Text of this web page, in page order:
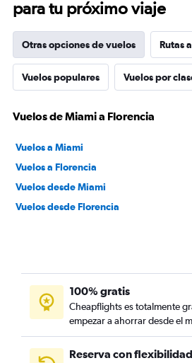
para tu próximo viaje
Otras opciones de vuelos Rutas
Vuelos populares Vuelos por
Vuelos de Miami a Florencia
Vuelos a Miami
Vuelos a Florencia
Vuelos desde Miami
Vuelos desde Florencia
100% gratis
Cheapflights es totalmente
empezar a ahorrar desde el
Reserva con flexibilidad